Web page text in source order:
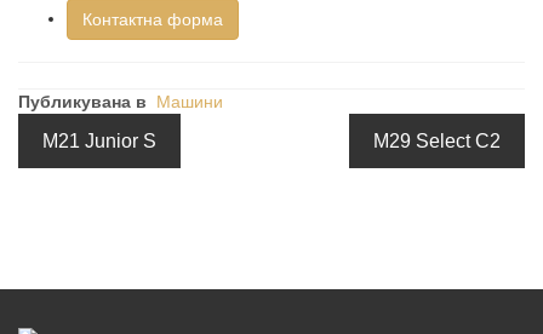
Контактна форма
Публикувана в Машини
M21 Junior S M29 Select C2